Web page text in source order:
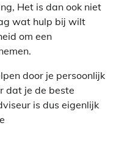
Het is dan ook niet
wat hulp bij wilt
om een
door je persoonlijk
dat je de beste
is dus eigenlijk